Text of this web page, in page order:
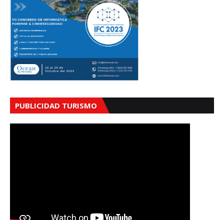
PUBLICIDAD TURISMO